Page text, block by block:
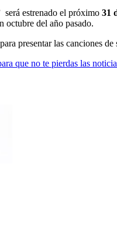
será estrenado el próximo 31
octubre del año pasado.
presentar las canciones de
que no te pierdas las